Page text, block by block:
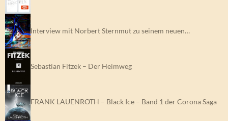
Interview mit Norbert Sternmut zu seinem neuen…
Sebastian Fitzek – Der Heimweg
FRANK LAUENROTH – Black Ice – Band 1 der Corona Saga